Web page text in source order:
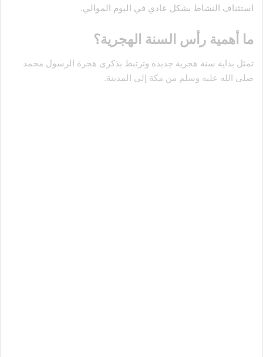
استئناف النشاط بشكل عادي في اليوم الموالي.
ما أهمية رأس السنة الهجرية؟
تمثل بداية سنة هجرية جديدة وترتبط بذكرى هجرة الرسول محمد
صلى الله عليه وسلم من مكة إلى المدينة.